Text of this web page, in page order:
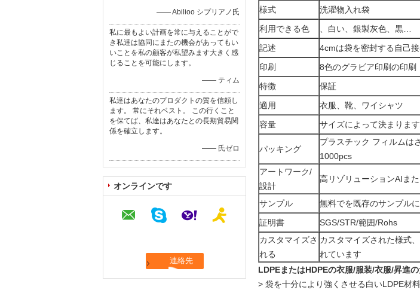
—— Abilioo シプリアノ氏
私に最もよい計画を常に与えることがで
き私達は協同にまたの機会があってもい
いことを私の顧客が私望みます大きく感
じることを可能にします。
—— ティム
私達はあなたのプロダクトの質を信頼し
ます。 常にそれベスト。 この行くこと
を保てば、私達はあなたとの長期貿易関
係を確立します。
—— 氏ゼロ
オンラインです
様式
洗濯物入れ袋
利用できる色
、白い、銀製灰色、黒…
記述
4cmは袋を密封する自己
印刷
8色のグラビア印刷の印刷
特徴
保証
適用
衣服、靴、ワイシャツ
容量
サイズによって決まります
パッキング
プラスチック フィルムは
1000pcs
アートワーク/
設計
高リゾリューションAIま
サンプル
無料でを既存のサンプル
証明書
SGS/STR/範囲/Rohs
カスタマイズさ
れる
カスタマイズされた様式
れています
LDPEまたはHDPEの衣服/服装/衣服/昇進
> 袋を十分により強くさせる白いLDPE材